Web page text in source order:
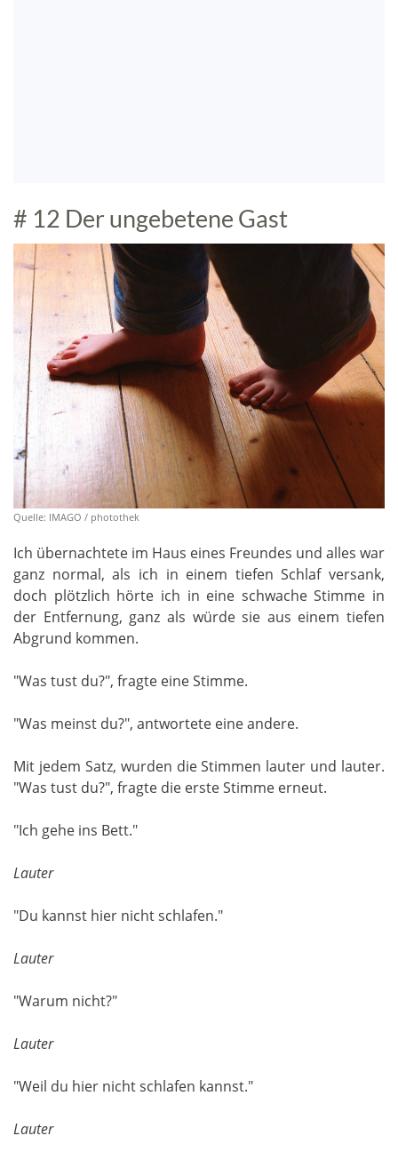
# 12 Der ungebetene Gast
Quelle: IMAGO / photothek
Ich übernachtete im Haus eines Freundes und alles war
ganz normal, als ich in einem tiefen Schlaf versank,
doch plötzlich hörte ich in eine schwache Stimme in
der Entfernung, ganz als würde sie aus einem tiefen
Abgrund kommen.
"Was tust du?", fragte eine Stimme.
"Was meinst du?", antwortete eine andere.
Mit jedem Satz, wurden die Stimmen lauter und lauter.
"Was tust du?", fragte die erste Stimme erneut.
"Ich gehe ins Bett."
Lauter
"Du kannst hier nicht schlafen."
Lauter
"Warum nicht?"
Lauter
"Weil du hier nicht schlafen kannst."
Lauter